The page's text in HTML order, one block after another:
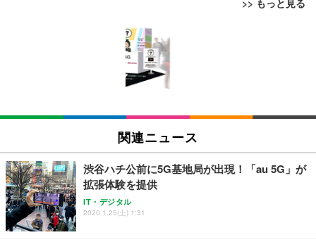
[EdoErgo] オフィスチェア 椅子 テレワーク 疲れな
い 跳ね上げ式アームレスト コンパクト 約105度ロッ
キング pc 事務椅子 360度回転 座面昇降 強化ナイロ
ン樹脂ベース 通気性メッシュ 在宅ワーク H-WY01
(黒網+黒枠+黒足)
SIHOO B100 オフィスチェア／デスクチェア メッシ
ュチェア 人間工学 疲れない ブラック
￥27,999
Sezlife オフィスチェア デスクチェア 疲れない テレ
ワーク チェア 強化バックレスト 30度ロッキング機
能 人間工学 椅子 腰サポート 90度跳ね上げ式アーム
EIZO ビジネス向けプレミアムモニター | FlexScan
EV3240X-WT | 31.5型4K UHD・USB Type-C・ホワ
￥105,595
EIZO ビジネス向けプレミアムモニター | FlexScan
【純正品】27"ゲーミングモニター DualSense 充電
フック付き（CFI-ZDM1J）
Amazonベーシック ペットシーツ 薄型 レギュラー 1
回使い捨て 無香料 ホワイト 300枚
Amazonベーシック ペットシーツ 厚型 ワイド 42枚
x2袋(84枚) ホワイト(吸収面:ライトブルー)
￥3,234
ネオ・ルーライフ ネオ・オムツ L 中型犬用 26枚入
り 単品
関連ニュース
渋谷ハチ公前に5G基地局が出現！「au 5G」が
拡張体験を提供
IT・デジタル
2020.1.25(土) 1:31